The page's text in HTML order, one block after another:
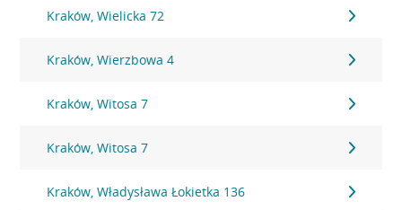
Kraków, Wielicka 72
Kraków, Wierzbowa 4
Kraków, Witosa 7
Kraków, Witosa 7
Kraków, Władysława Łokietka 136